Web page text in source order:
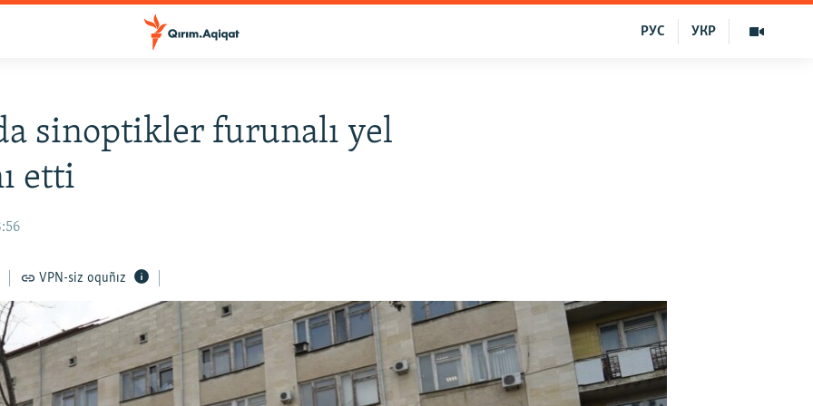
УКР
РУС
sinoptikler furunalı yel
etti
VPN-siz oquñız